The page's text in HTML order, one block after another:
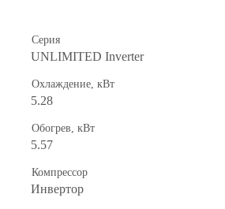
Серия
UNLIMITED Inverter
Охлаждение, кВт
5.28
Обогрев, кВт
5.57
Компрессор
Инвертор